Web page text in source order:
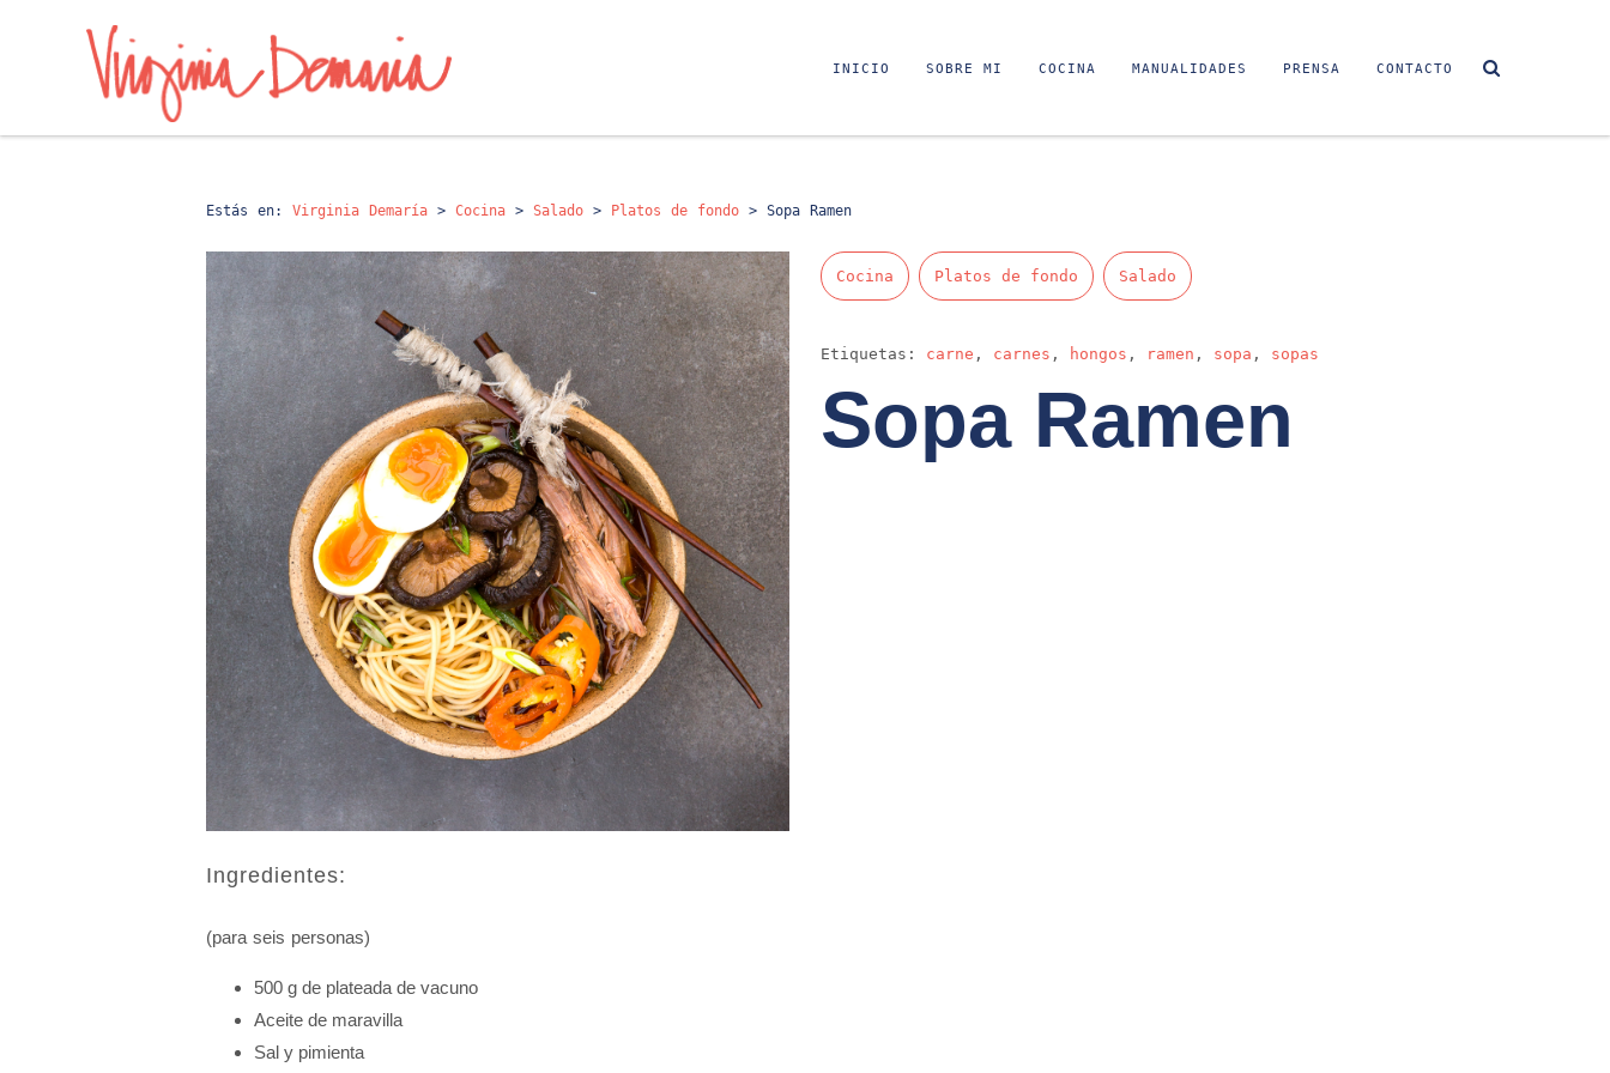
INICIO SOBRE MI COCINA MANUALIDADES PRENSA CONTACTO
Estás en: Virginia Demaría > Cocina > Salado > Platos de fondo > Sopa Ramen
Cocina Platos de fondo Salado
Etiquetas: carne , carnes , hongos , ramen , sopa , sopas
Sopa Ramen
Ingredientes:
(para seis personas)
500 g de plateada de vacuno
Aceite de maravilla
Sal y pimienta